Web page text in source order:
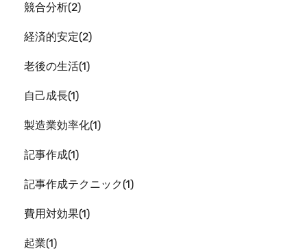
競合分析 2
経済的安定 2
老後の生活 1
自己成長 1
製造業効率化 1
記事作成 1
記事作成テクニック 1
費用対効果 1
起業 1